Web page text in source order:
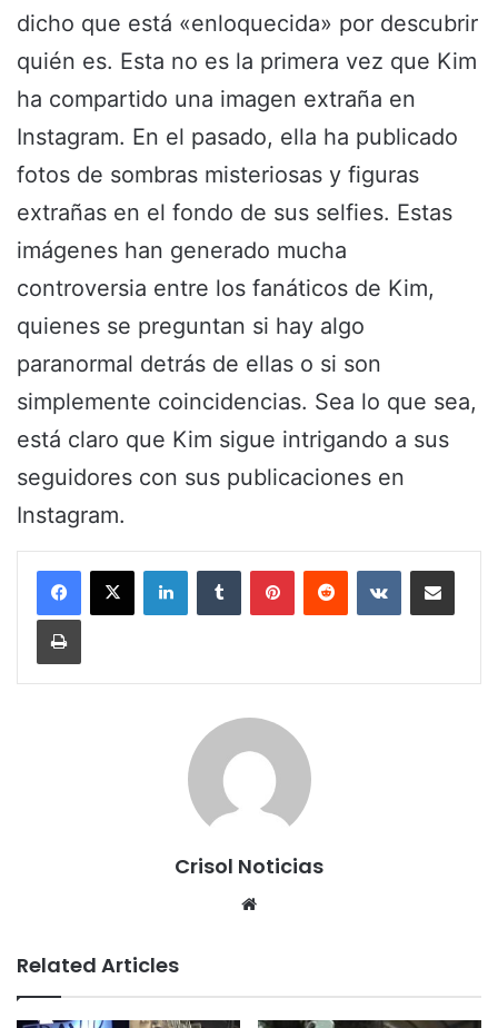
dicho que está «enloquecida» por descubrir
quién es. Esta no es la primera vez que Kim
ha compartido una imagen extraña en
Instagram. En el pasado, ella ha publicado
fotos de sombras misteriosas y figuras
extrañas en el fondo de sus selfies. Estas
imágenes han generado mucha
controversia entre los fanáticos de Kim,
quienes se preguntan si hay algo
paranormal detrás de ellas o si son
simplemente coincidencias. Sea lo que sea,
está claro que Kim sigue intrigando a sus
seguidores con sus publicaciones en
Instagram.
Crisol Noticias
Related Articles